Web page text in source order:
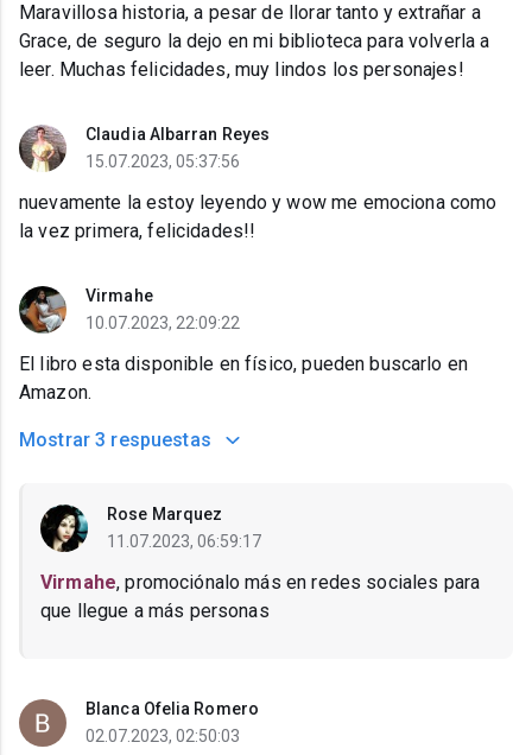
Maravillosa historia, a pesar de llorar tanto y extrañar a
Grace, de seguro la dejo en mi biblioteca para volverla a
leer. Muchas felicidades, muy lindos los personajes!
Claudia Albarran Reyes
15.07.2023, 05:37:56
nuevamente la estoy leyendo y wow me emociona como
la vez primera, felicidades!!
Virmahe
10.07.2023, 22:09:22
El libro esta disponible en físico, pueden buscarlo en
Amazon.
Mostrar 3 respuestas
Rose Marquez
11.07.2023, 06:59:17
Virmahe, promociónalo más en redes sociales para
que llegue a más personas
Blanca Ofelia Romero
02.07.2023, 02:50:03